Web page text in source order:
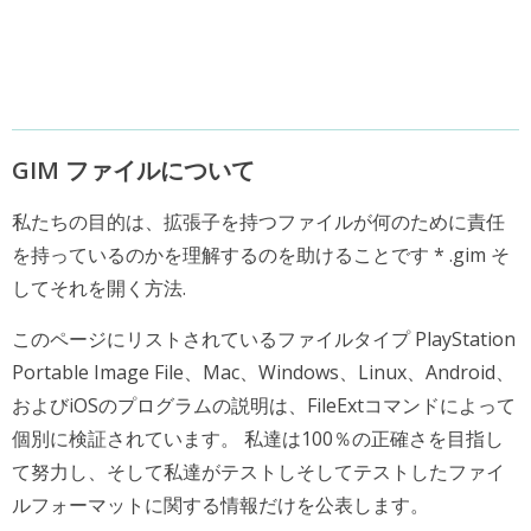
GIM ファイルについて
私たちの目的は、拡張子を持つファイルが何のために責任
を持っているのかを理解するのを助けることです * .gim そ
してそれを開く方法.
このページにリストされているファイルタイプ PlayStation
Portable Image File、Mac、Windows、Linux、Android、
およびiOSのプログラムの説明は、FileExtコマンドによって
個別に検証されています。 私達は100％の正確さを目指し
て努力し、そして私達がテストしそしてテストしたファイ
ルフォーマットに関する情報だけを公表します。